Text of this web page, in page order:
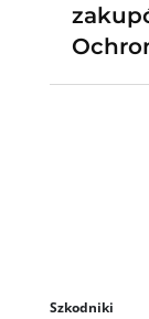
Szkodniki